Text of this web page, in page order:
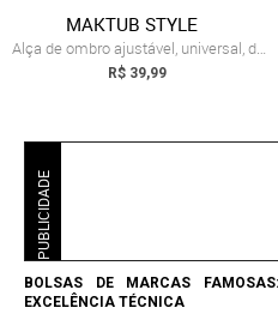
MAKTUB STYLE
Alça de ombro ajustável, universal, de ...
R$ 39,99
PUBLICIDADE
BOLSAS DE MARCAS
EXCELÊNCIA TÉCNICA